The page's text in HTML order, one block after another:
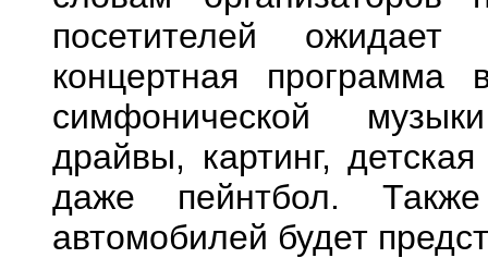
посетителей ожидает
концертная
симфонической
драйвы, картинг,
даже пейнтбол.
автомобилей будет